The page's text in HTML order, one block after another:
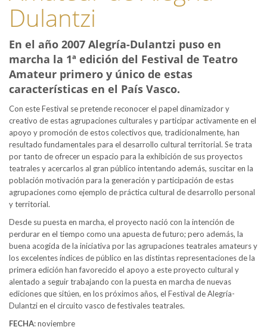
Dulantzi
En el año 2007 Alegría-Dulantzi puso en
marcha la 1ª edición del Festival de Teatro
Amateur primero y único de estas
características en el País Vasco.
Con este Festival se pretende reconocer el papel dinamizador y
creativo de estas agrupaciones culturales y participar activamente en el
apoyo y promoción de estos colectivos que, tradicionalmente, han
resultado fundamentales para el desarrollo cultural territorial. Se trata
por tanto de ofrecer un espacio para la exhibición de sus proyectos
teatrales y acercarlos al gran público intentando además, suscitar en la
población motivación para la generación y participación de estas
agrupaciones como ejemplo de práctica cultural de desarrollo personal
y territorial.
Desde su puesta en marcha, el proyecto nació con la intención de
perdurar en el tiempo como una apuesta de futuro; pero además, la
buena acogida de la iniciativa por las agrupaciones teatrales amateurs y
los excelentes índices de público en las distintas representaciones de la
primera edición han favorecido el apoyo a este proyecto cultural y
alentado a seguir trabajando con la puesta en marcha de nuevas
ediciones que sitúen, en los próximos años, el Festival de Alegría-
Dulantzi en el circuito vasco de festivales teatrales.
FECHA: noviembre